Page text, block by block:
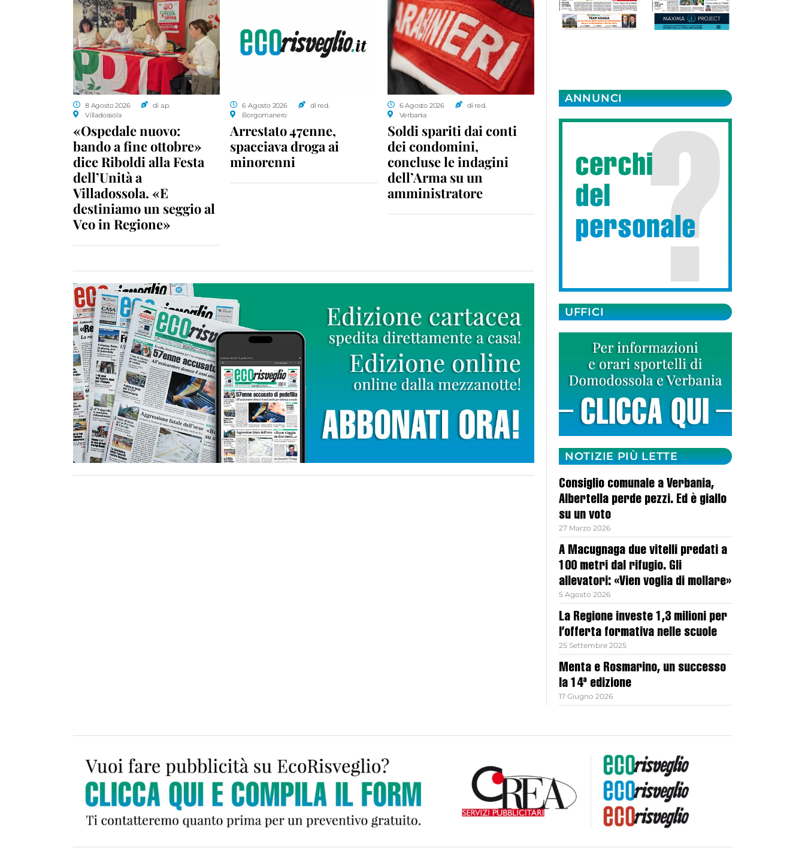
8 Agosto 2026
di a.p.
Villadossola
«Ospedale nuovo:
bando a fine ottobre»
dice Riboldi alla Festa
dell’Unità a
Villadossola. «E
destiniamo un seggio al
Vco in Regione»
6 Agosto 2026
di red.
Borgomanero
Arrestato 47enne,
spacciava droga ai
minorenni
6 Agosto 2026
di red.
Verbania
Soldi spariti dai conti
dei condomini,
concluse le indagini
dell’Arma su un
amministratore
ANNUNCI
UFFICI
NOTIZIE PIÙ LETTE
Consiglio comunale a Verbania,
Albertella perde pezzi. Ed è giallo
su un voto
27 Marzo 2026
A Macugnaga due vitelli predati a
100 metri dal rifugio. Gli
allevatori: «Vien voglia di mollare»
5 Agosto 2026
La Regione investe 1,3 milioni per
l’offerta formativa nelle scuole
25 Settembre 2025
Menta e Rosmarino, un successo
la 14ª edizione
17 Giugno 2026